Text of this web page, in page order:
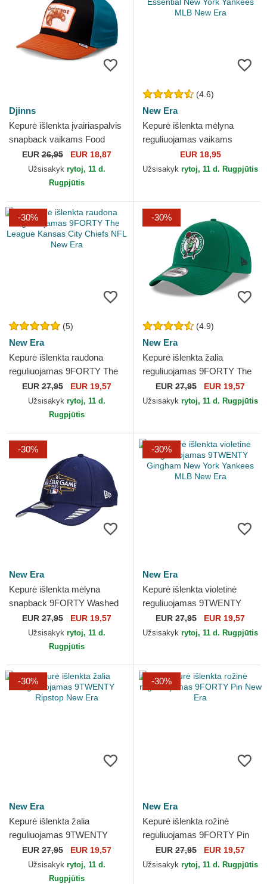
Djinns
Kepurė išlenkta įvairiaspalvis
snapback vaikams Food
Croissant Basic Djinns
EUR26,95 EUR 18,87
Užsisakyk rytoj, 11 d.
Rugpjūtis
(4.6)
New Era
Kepurė išlenkta mėlyna
reguliuojamas vaikams
9FORTY Essential New York
Yankees MLB New Era
EUR 18,95
Užsisakyk rytoj, 11 d. Rugpjūtis
-30%
(5)
New Era
Kepurė išlenkta raudona
reguliuojamas 9FORTY The
League Kansas City Chiefs
NFL New Era
EUR27,95 EUR 19,57
Užsisakyk rytoj, 11 d.
Rugpjūtis
-30%
(4.9)
New Era
Kepurė išlenkta žalia
reguliuojamas 9FORTY The
League Boston Celtics NBA
New Era
EUR 27,95 EUR 19,57
Užsisakyk rytoj, 11 d. Rugpjūtis
-30%
New Era
Kepurė išlenkta mėlyna
snapback 9FORTY Washed
Pack Split Los Angeles
Dodgers MLB New Era
EUR27,95 EUR 19,57
Užsisakyk rytoj, 11 d.
Rugpjūtis
-30%
New Era
Kepurė išlenkta violetinė
reguliuojamas 9TWENTY
Gingham New York Yankees
MLB New Era
EUR 27,95 EUR 19,57
Užsisakyk rytoj, 11 d. Rugpjūtis
-30%
New Era
Kepurė išlenkta žalia
reguliuojamas 9TWENTY
Ripstop New Era
EUR27,95 EUR 19,57
Užsisakyk rytoj, 11 d.
Rugpjūtis
-30%
New Era
Kepurė išlenkta rožinė
reguliuojamas 9FORTY Pin
New Era
EUR 27,95 EUR 19,57
Užsisakyk rytoj, 11 d. Rugpjūtis